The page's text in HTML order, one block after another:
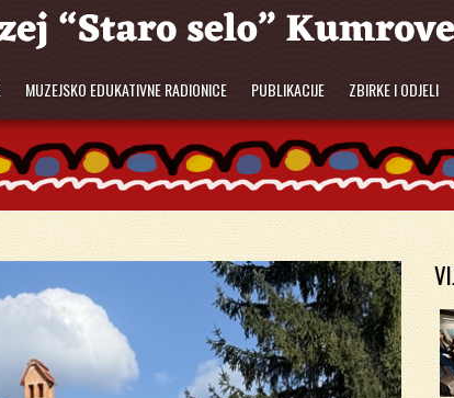
MUZEJSKO EDUKATIVNE RADIONICE PUBLIKACIJE ZBIRKE I ODJELI